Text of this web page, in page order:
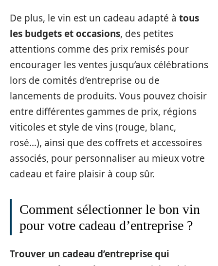
De plus, le vin est un cadeau adapté à tous
les budgets et occasions, des petites
attentions comme des prix remisés pour
encourager les ventes jusqu’aux célébrations
lors de comités d’entreprise ou de
lancements de produits. Vous pouvez choisir
entre différentes gammes de prix, régions
viticoles et style de vins (rouge, blanc,
rosé…), ainsi que des coffrets et accessoires
associés, pour personnaliser au mieux votre
cadeau et faire plaisir à coup sûr.
Comment sélectionner le bon vin
pour votre cadeau d’entreprise ?
Trouver un cadeau d’entreprise qui